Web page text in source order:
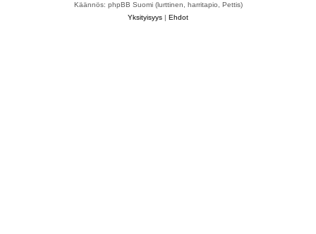
Käännös: phpBB Suomi (lurttinen, harritapio, Pettis)
Yksityisyys | Ehdot